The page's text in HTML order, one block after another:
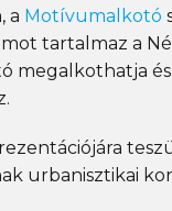
a Motívumalkotó
tartalmaz a
megalkothatja
urbanisztikai